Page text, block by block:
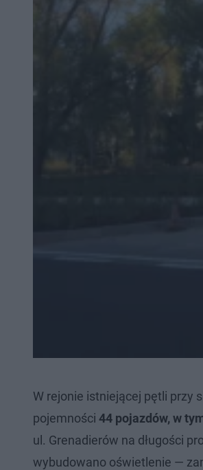
W rejonie istniejącej pętli przy
pojemności 44 pojazdów, w
ul. Grenadierów na długości
wybudowano oświetlenie —